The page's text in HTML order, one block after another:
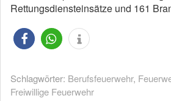
Rettungsdiensteinsätze und 161
Schlagwörter: Berufsfeuerwehr,
Freiwillige Feuerwehr